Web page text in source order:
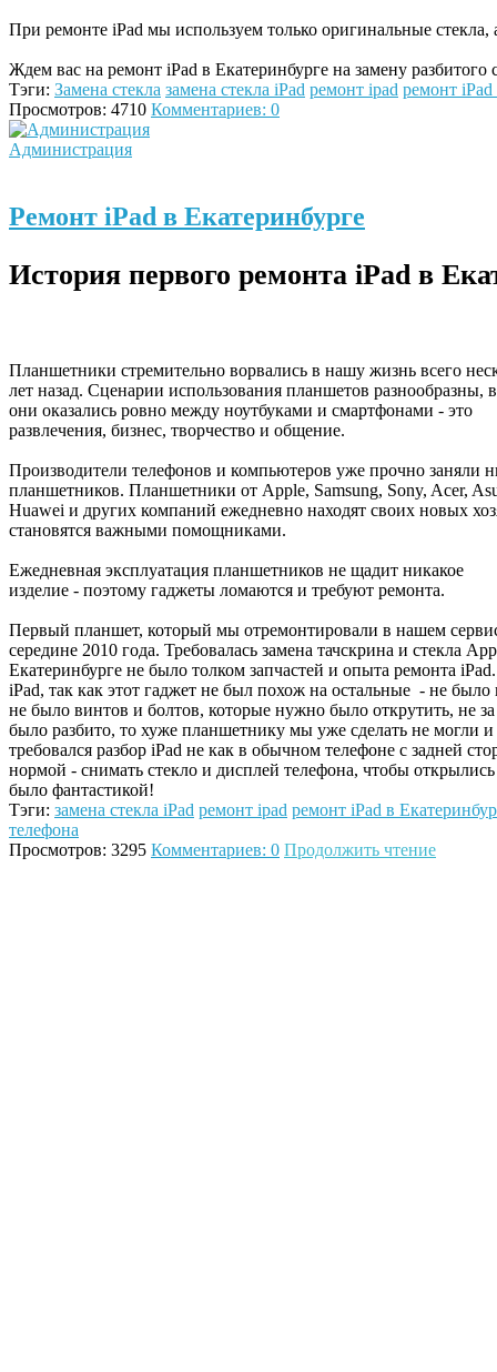
При ремонте iPad мы используем только оригинальные стекла,
Ждем вас на ремонт iPad в Екатеринбурге на замену разбитого
Тэги: Замена стекла замена стекла iPad ремонт ipad ремонт iPad
Просмотров: 4710 Комментариев: 0
Администрация
Ремонт iPad в Екатеринбурге
История первого ремонта iPad в
Планшетники стремительно ворвались в нашу жизнь всего
лет назад. Сценарии использования планшетов разнообразны,
они оказались ровно между ноутбуками и смартфонами - это
развлечения, бизнес, творчество и общение.
Производители телефонов и компьютеров уже прочно заняли
планшетников. Планшетники от Apple, Samsung, Sony, Acer,
Huawei и других компаний ежедневно находят своих новых
становятся важными помощниками.
Ежедневная эксплуатация планшетников не щадит никакое
изделие - поэтому гаджеты ломаются и требуют ремонта.
Первый планшет, который мы отремонтировали в нашем
середине 2010 года. Требовалась замена тачскрина и стекла
Екатеринбурге не было толком запчастей и опыта ремонта
iPad, так как этот гаджет не был похож на остальные - не
не было винтов и болтов, которые нужно было открутить, не
было разбито, то хуже планшетнику мы уже сделать не могли
требовался разбор iPad не как в обычном телефоне с задней
нормой - снимать стекло и дисплей телефона, чтобы
было фантастикой!
Тэги: замена стекла iPad ремонт ipad ремонт iPad в
телефона
Просмотров: 3295 Комментариев: 0 Продолжить чтение